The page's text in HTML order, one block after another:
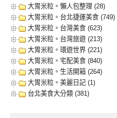
大胃米粒。懶人包整理 (28)
大胃米粒。台北捷運美食 (749)
大胃米粒。台灣美食 (623)
大胃米粒。台灣旅遊 (213)
大胃米粒。環遊世界 (221)
大胃米粒。宅配美食 (840)
大胃米粒。生活開箱 (264)
大胃米粒。美麗日記 (1)
台北美食大分類 (381)